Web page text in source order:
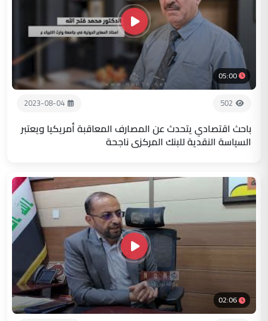
05:00
502
2023-08-04
باحث اقتصادي يتحدث عن المصارف المعاقبة أمريكيا ويعتبر
السياسة النقدية للبنك المركزي ناجحة
02:06